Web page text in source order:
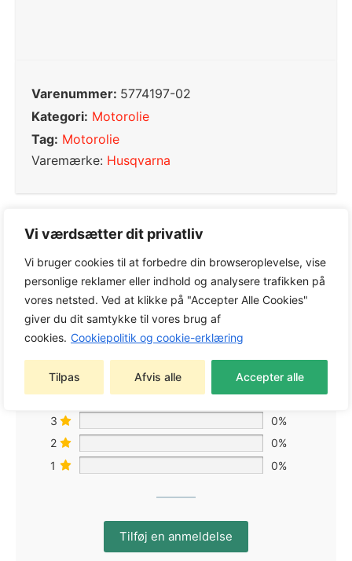
Vi værdsætter dit privatliv
Vi bruger cookies til at forbedre din browseroplevelse, vise
personlige reklamer eller indhold og analysere trafikken på
vores netsted. Ved at klikke på "Accepter Alle Cookies"
giver du dit samtykke til vores brug af
cookies. Cookiepolitik og cookie-erklæring
Tilpas Afvis alle Accepter alle
Varenummer: 5774197-02
Kategori: Motorolie
Tag: Motorolie
Varemærke: Husqvarna
0,0
Baseret på 0 anmeldelser
5
0%
4
0%
3
0%
2
0%
1
0%
Tilføj en anmeldelse